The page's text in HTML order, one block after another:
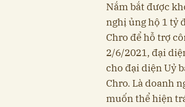
Nắm bắt được
nghị ủng hộ 1 tỷ
Chro để hỗ trợ
2/6/2021, đại
cho đại diện Uỷ
Chro. Là doanh
muốn thể hiện